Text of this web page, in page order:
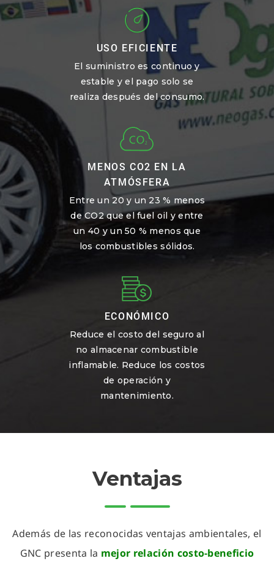
USO EFICIENTE
El suministro es continuo y
estable y el pago solo se
realiza después del consumo.
MENOS CO2 EN LA
ATMÓSFERA
Entre un 20 y un 23 % menos
de CO2 que el fuel oil y entre
un 40 y un 50 % menos que
los combustibles sólidos.
ECONÓMICO
Reduce el costo del seguro al
no almacenar combustible
inflamable. Reduce los costos
de operación y
mantenimiento.
Ventajas
Además de las reconocidas ventajas ambientales, el
GNC presenta la mejor relación costo-beneficio